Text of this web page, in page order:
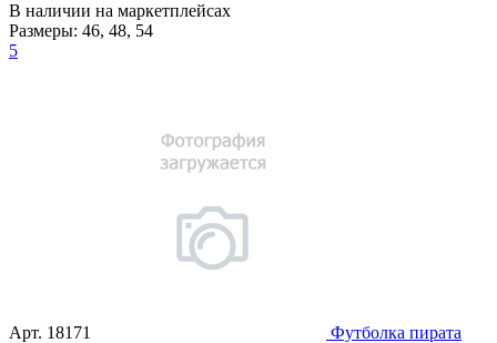
В наличии на маркетплейсах
Размеры: 46, 48, 54
5
Арт. 18171
Футболка пирата